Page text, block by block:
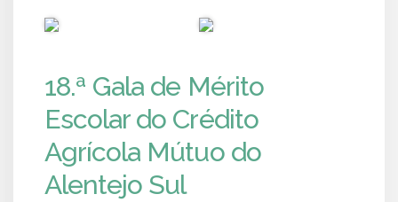
18.ª Gala de Mérito
Escolar do Crédito
Agrícola Mútuo do
Alentejo Sul